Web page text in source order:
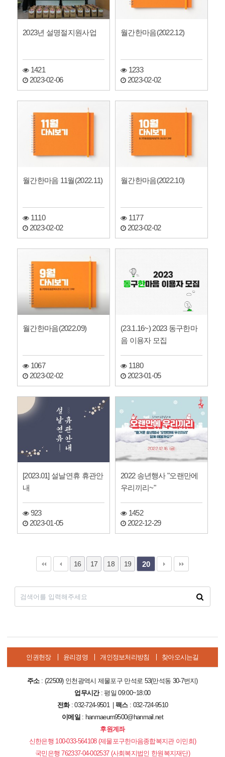
2023년 설명절지원사업
1421
2023-02-06
월간한마음(2022.12)
1233
2023-02-02
월간한마음 11월(2022.11)
1110
2023-02-02
월간한마음(2022.10)
1177
2023-02-02
월간한마음(2022.09)
1067
2023-02-02
(23.1.16~) 2023 동구한마
음 이용자 모집
1180
2023-01-05
[2023.01] 설날연휴 휴관안
내
923
2023-01-05
2022 송년행사 "오랜만에
우리끼리~"
1452
2022-12-29
16 17 18 19 20
인권헌장 윤리경영 개인정보처리방침 찾아오시는길
주소: (22509) 인천광역시 제물포구 만석로 53(만석동 30-7번지)
업무시간: 평일 09:00~18:00
전화: 032-724-9501 |팩스: 032-724-9510
이메일: hanmaeum9500@hanmail.net
후원계좌
신한은행 100-033-564108 (제물포구한마음종합복지관 이민희)
국민은행 762337-04-002537 (사회복지법인 한원복지재단)